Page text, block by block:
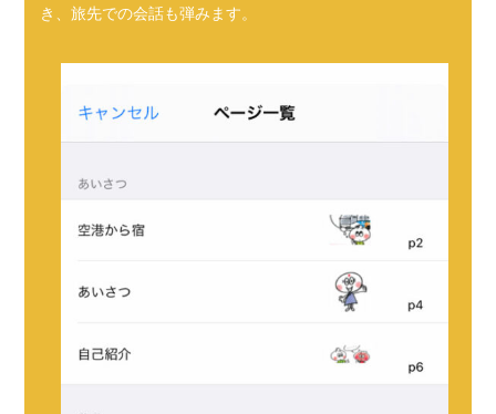
き、旅先での会話も弾みます。